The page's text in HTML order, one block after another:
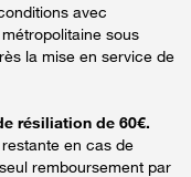
avec
sous
la mise en service de
résiliation de 60€.
en cas de
remboursement par